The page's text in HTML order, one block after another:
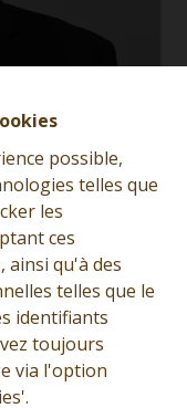
possible,
telles que
les
ces
ainsi qu'à des
telles que le
identifiants
toujours
via l'option
120 m²